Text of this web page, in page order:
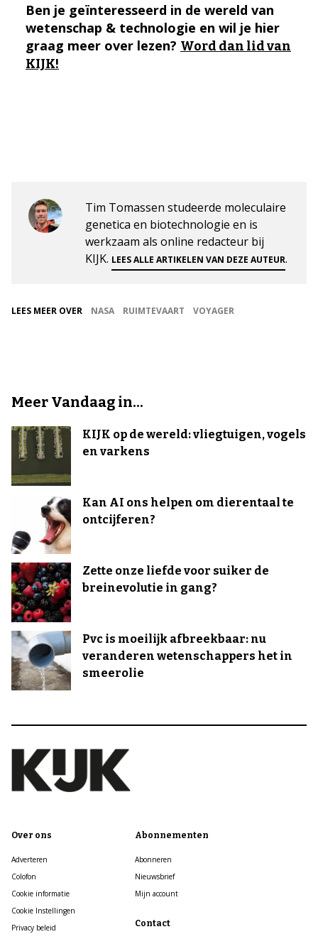
Ben je geïnteresseerd in de wereld van
wetenschap & technologie en wil je hier
graag meer over lezen? Word dan lid van
KIJK!
Tim Tomassen studeerde moleculaire
genetica en biotechnologie en is
werkzaam als online redacteur bij
KIJK. LEES ALLE ARTIKELEN VAN DEZE AUTEUR.
LEES MEER OVER NASA RUIMTEVAART VOYAGER
Meer Vandaag in...
KIJK op de wereld: vliegtuigen, vogels
en varkens
Kan AI ons helpen om dierentaal te
ontcijferen?
Zette onze liefde voor suiker de
breinevolutie in gang?
Pvc is moeilijk afbreekbaar: nu
veranderen wetenschappers het in
smeerolie
Over ons
Adverteren
Colofon
Cookie informatie
Cookie Instellingen
Privacy beleid
Abonnementen
Abonneren
Nieuwsbrief
Mijn account
Contact